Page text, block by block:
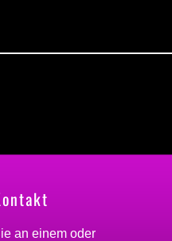
an einem oder